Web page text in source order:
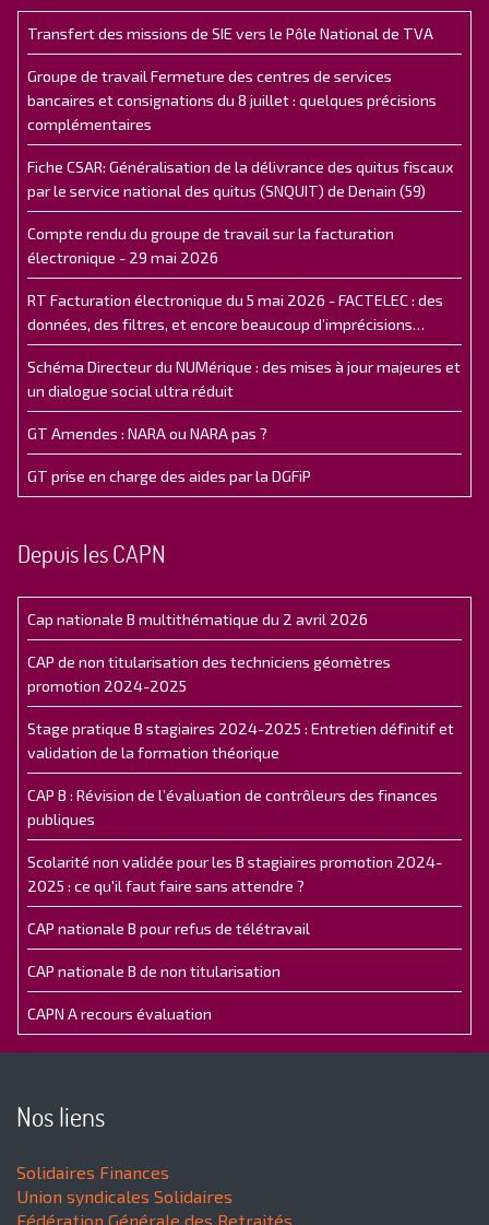
Transfert des missions de SIE vers le Pôle National de TVA
Groupe de travail Fermeture des centres de services
bancaires et consignations du 8 juillet : quelques précisions
complémentaires
Fiche CSAR: Généralisation de la délivrance des quitus fiscaux
par le service national des quitus (SNQUIT) de Denain (59)
Compte rendu du groupe de travail sur la facturation
électronique - 29 mai 2026
RT Facturation électronique du 5 mai 2026 - FACTELEC : des
données, des filtres, et encore beaucoup d’imprécisions…
Schéma Directeur du NUMérique : des mises à jour majeures et
un dialogue social ultra réduit
GT Amendes : NARA ou NARA pas ?
GT prise en charge des aides par la DGFiP
Depuis les CAPN
Cap nationale B multithématique du 2 avril 2026
CAP de non titularisation des techniciens géomètres
promotion 2024-2025
Stage pratique B stagiaires 2024-2025 : Entretien définitif et
validation de la formation théorique
CAP B : Révision de l’évaluation de contrôleurs des finances
publiques
Scolarité non validée pour les B stagiaires promotion 2024-
2025 : ce qu'il faut faire sans attendre ?
CAP nationale B pour refus de télétravail
CAP nationale B de non titularisation
CAPN A recours évaluation
Nos liens
Solidaires Finances
Union syndicales Solidaires
Fédération Générale des Retraités